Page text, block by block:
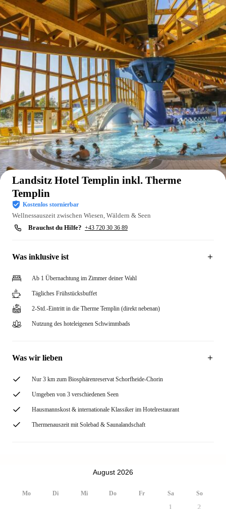
Auf der Karte anzeigen
Landsitz Hotel Templin inkl. Therme
Templin
Kostenlos stornierbar
Wellnessauszeit zwischen Wiesen, Wäldern & Seen
Brauchst du Hilfe? +43 720 30 36 89
Was inklusive ist
Ab 1 Übernachtung im Zimmer deiner Wahl
Tägliches Frühstücksbuffet
2-Std.-Eintritt in die Therme Templin (direkt nebenan)
Nutzung des hoteleigenen Schwimmbads
Was wir lieben
Nur 3 km zum Biosphärenreservat Schorfheide-Chorin
Umgeben von 3 verschiedenen Seen
Hausmannskost & internationale Klassiker im Hotelrestaurant
Thermenauszeit mit Solebad & Saunalandschaft
August 2026
Mo Di Mi Do Fr Sa So
1 2